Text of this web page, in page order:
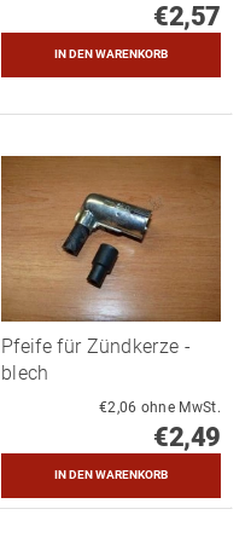
€2,57
Pfeife für Zündkerze -
blech
€2,06 ohne MwSt.
€2,49